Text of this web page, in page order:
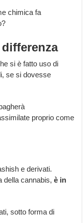
chimica fa
si è fatto uso di
se si dovesse
proprio come
e derivati.
della cannabis, è in
sotto forma di